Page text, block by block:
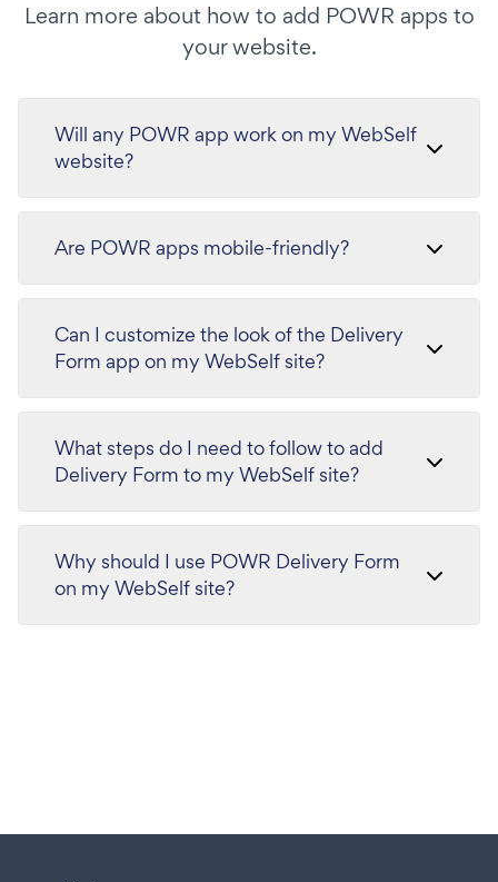
Learn more about how to add POWR apps to
your website.
Will any POWR app work on my WebSelf
website?
Are POWR apps mobile-friendly?
Can I customize the look of the Delivery
Form app on my WebSelf site?
What steps do I need to follow to add
Delivery Form to my WebSelf site?
Why should I use POWR Delivery Form
on my WebSelf site?